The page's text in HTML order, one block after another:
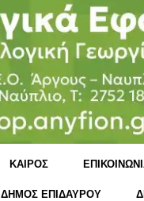
KΑΙΡΟΣ
ΔΗΜΟΣ ΕΠΙΔΑΥΡΟΥ